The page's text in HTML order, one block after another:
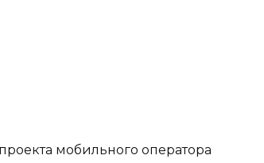
мобильного оператора